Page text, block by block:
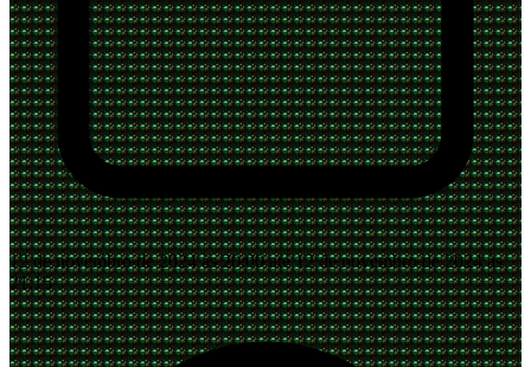
12 de novembro de 2024 às 20:00 até 12 de novembro de 2024 às
21:15